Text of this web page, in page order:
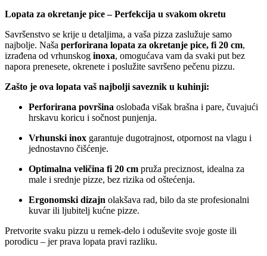
Lopata za okretanje pice – Perfekcija u svakom okretu
Savršenstvo se krije u detaljima, a vaša pizza zaslužuje samo
najbolje. Naša perforirana lopata za okretanje pice, fi 20 cm,
izrađena od vrhunskog inoxa, omogućava vam da svaki put bez
napora prenesete, okrenete i poslužite savršeno pečenu pizzu.
Zašto je ova lopata vaš najbolji saveznik u kuhinji:
Perforirana površina oslobađa višak brašna i pare, čuvajući
hrskavu koricu i sočnost punjenja.
Vrhunski inox garantuje dugotrajnost, otpornost na vlagu i
jednostavno čišćenje.
Optimalna veličina fi 20 cm pruža preciznost, idealna za
male i srednje pizze, bez rizika od oštećenja.
Ergonomski dizajn olakšava rad, bilo da ste profesionalni
kuvar ili ljubitelj kućne pizze.
Pretvorite svaku pizzu u remek-delo i oduševite svoje goste ili
porodicu – jer prava lopata pravi razliku.